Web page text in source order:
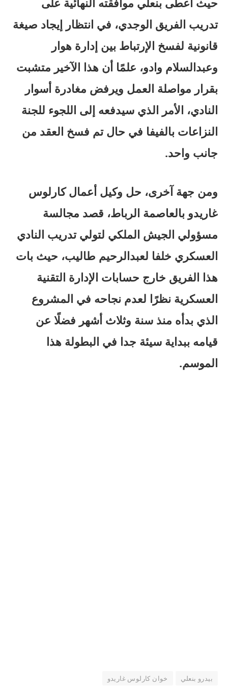
تدريب الفريق الوجدي، في انتظار إيجاد صيغة
قانونية لفسخ الإرتباط بين إدارة هوار
وعبدالسلام وادو، علمًا أن هذا الآخير متشبت
بقرار مواصلة العمل ويرفض مغادرة أسوار
النادي، الأمر الذي سيدفعه إلى اللجوء للجنة
النزاعات بالفيفا في حال تم فسخ العقد من
جانب واحد.
ومن جهة آخرى، حل وكيل أعمال كارلوس
غاريدو بالعاصمة الرباط، قصد مجالسة
مسؤولي الجيش الملكي لتولي تدريب النادي
العسكري خلفا لعبدالرحيم طاليب، حيث بات
هذا الفريق خارج حسابات الإدارة التقنية
العسكرية نظرًا لعدم نجاحه في المشروع
الذي بدأه منذ سنة وثلاث أشهر فضلًا عن
قيامه ببداية سيئة جدا في البطولة هذا
الموسم.
بيدرو بنعلي خوان كارلوس غاريدو